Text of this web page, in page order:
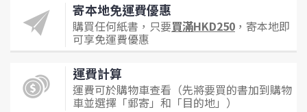
寄本地免運費優惠
購買任何紙書，只要買滿HKD250 ，寄本地即
可享免運費優惠
運費計算
運費可於購物車查看（先將要買的書加到購物
車並選擇「郵寄」和「目的地」）